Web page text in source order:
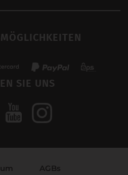
SIE UNS
AGBs